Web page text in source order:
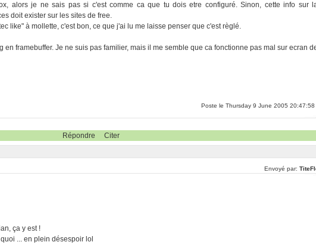
alors je ne sais pas si c'est comme ca que tu dois etre configuré. Sinon, cette info sur
doit exister sur les sites de free.
like" à mollette, c'est bon, ce que j'ai lu me laisse penser que c'est règlé.
en framebuffer. Je ne suis pas familier, mais il me semble que ca fonctionne pas mal sur ecran
Poste le Thursday 9 June 2005 20:47:58
Répondre Citer
Envoyé par:
ça y est !
... en plein désespoir lol